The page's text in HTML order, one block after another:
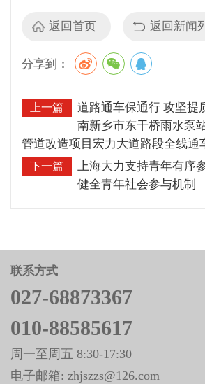
返回首页 返回新闻
分享到：
上一篇
道路通车保通行 攻坚
南新乡市东干桥雨水泵
管道改造项目宏力大道路段全线通
下一篇
上海大力支持青年有序
健全青年社会参与机制
联系方式
027-68873367
010-88585617
周一至周五 8:30-17:30
电子邮箱: zhjszzs@126.com